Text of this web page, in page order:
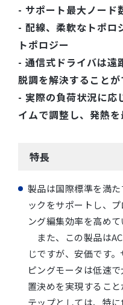
- サポート最大ノード
- 配線、柔軟なトポロ
トポロジー
- 通信式ドライバは遠
脱調を解決することが
- 実際の負荷状況に応
イムで調整し、発熱
特長
製品は国際標準を満
ックをサポートし、
ング編集効率を高めて
また、この製品は
じですが、安価です
ピングモータは低速
置決めを実現するこ
テップとしては、特